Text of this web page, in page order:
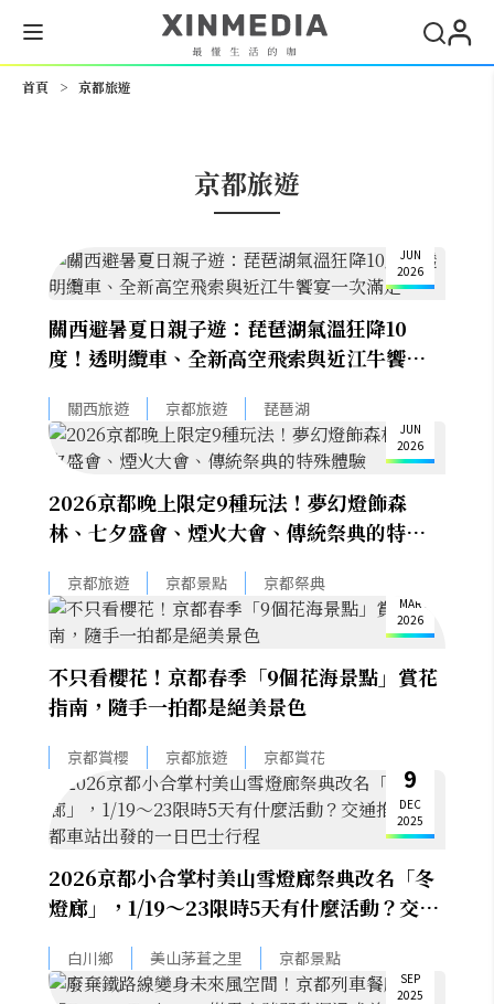
首頁 > 京都旅遊
京都旅遊
JUN
2026
關西避暑夏日親子遊：琵琶湖氣溫狂降10
度！透明纜車、全新高空飛索與近江牛饗宴一
關西旅遊 京都旅遊 琵琶湖
JUN
2026
2026京都晚上限定9種玩法！夢幻燈飾森
林、七夕盛會、煙火大會、傳統祭典的特殊體
京都旅遊 京都景點 京都祭典
MAR
2026
不只看櫻花！京都春季「9個花海景點」賞花
指南，隨手一拍都是絕美景色
京都賞櫻 京都旅遊 京都賞花
9
DEC
2025
2026京都小合掌村美山雪燈廊祭典改名「冬
燈廊」，1/19～23限時5天有什麼活動？交通
白川鄉 美山茅葺之里 京都景點
SEP
2025